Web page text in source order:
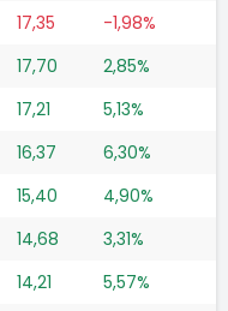
17,35
-1,98%
17,70
2,85%
17,21
5,13%
16,37
6,30%
15,40
4,90%
14,68
3,31%
14,21
5,57%